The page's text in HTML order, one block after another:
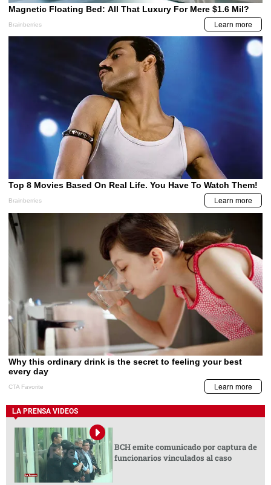
LA PRENSA VIDEOS
BCH emite comunicado por captura de
funcionarios vinculados al caso